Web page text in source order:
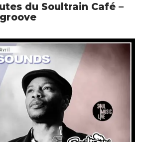
du Soultrain Café –